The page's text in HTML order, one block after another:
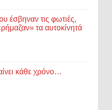
έσβηναν τις φωτιές,
τα αυτοκίνητά
κάθε χρόνο…